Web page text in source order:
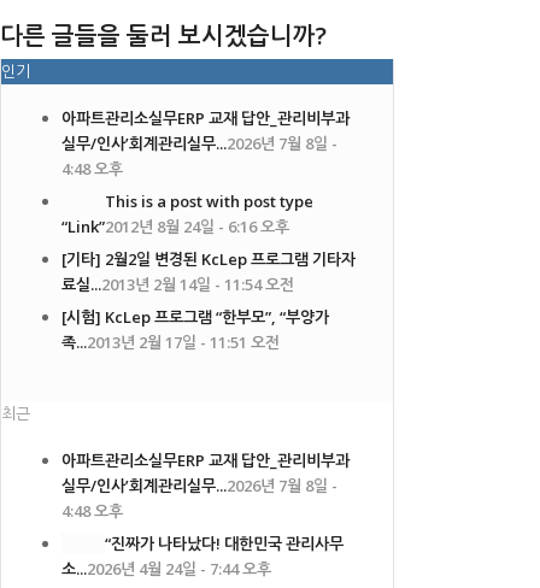
다른 글들을 둘러 보시겠습니까?
인기
아파트관리소실무ERP 교재 답안_관리비부과
실무/인사’회계관리실무...2026년 7월 8일 -
4:48 오후
This is a post with post type
“Link”2012년 8월 24일 - 6:16 오후
[기타] 2월2일 변경된 KcLep 프로그램 기타자
료실...2013년 2월 14일 - 11:54 오전
[시험] KcLep 프로그램 “한부모”, “부양가
족...2013년 2월 17일 - 11:51 오전
최근
아파트관리소실무ERP 교재 답안_관리비부과
실무/인사’회계관리실무...2026년 7월 8일 -
4:48 오후
“진짜가 나타났다! 대한민국 관리사무
소...2026년 4월 24일 - 7:44 오후